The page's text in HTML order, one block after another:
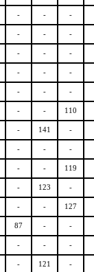
- - -
- - -
- - -
- - -
- - -
- - 110
- 141 -
- - -
- - 119
- 123 -
- - 127
87 - -
- - -
- 121 -